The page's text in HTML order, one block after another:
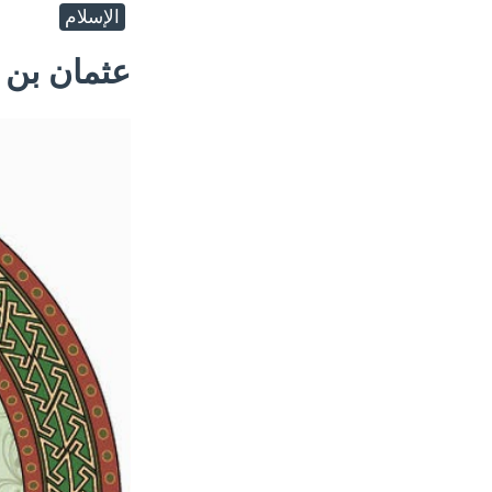
الإسلام
عثمان